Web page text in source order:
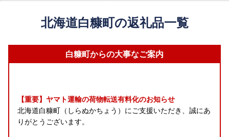
北海道白糠町の返礼品一覧
白糠町からの大事なご案内
【重要】ヤマト運輸の荷物転送有料化のお知らせ
北海道白糠町（しらぬかちょう）にご支援いただき、誠にあ
りがとうございます。